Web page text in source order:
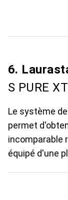
6.
S PURE
Le système
permet
incomparable
équipé d'une